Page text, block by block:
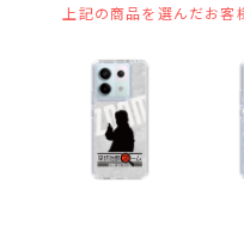
上記の商品を選んだお